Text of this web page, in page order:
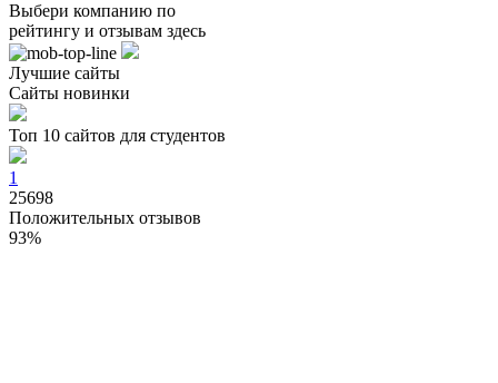
Выбери компанию по
рейтингу и отзывам здесь
Лучшие сайты
Сайты новинки
Топ 10 сайтов для студентов
1
25698
Положительных отзывов
93%